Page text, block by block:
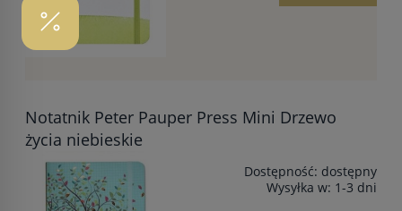
Notatnik Peter Pauper Press Mini Drzewo
życia niebieskie
Dostępność: dostępny
Wysyłka w: 1-3 dni